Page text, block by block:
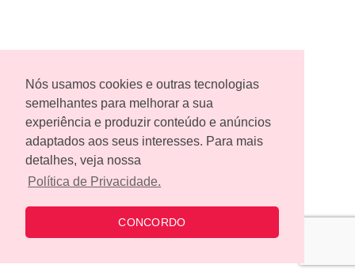
Nós usamos cookies e outras tecnologias
semelhantes para melhorar a sua
experiência e produzir conteúdo e anúncios
adaptados aos seus interesses. Para mais
detalhes, veja nossa
Política de Privacidade.
CONCORDO